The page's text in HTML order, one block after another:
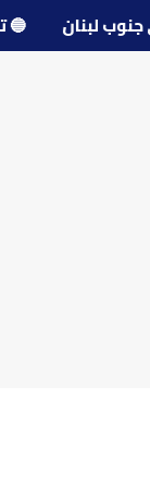
قرى جنوب لبنان